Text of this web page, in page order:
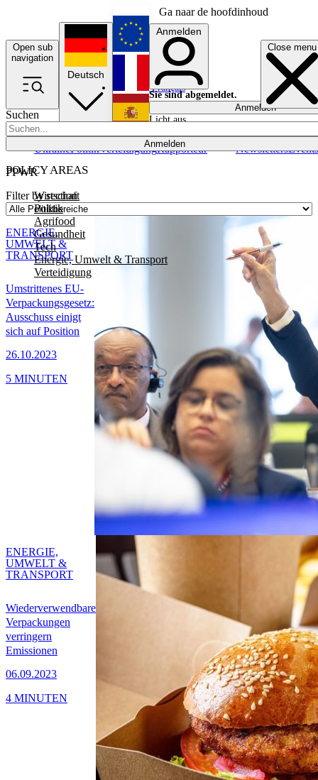
Ga naar de hoofdinhoud
Open sub
navigation
Close menu
Suchen
Anmelden
POLICY AREAS
Wirtschaft
Politik
Agrifood
Gesundheit
Tech
Energie, Umwelt & Transport
Verteidigung
UkrainePolitikVerteidigungRapporteur NewslettersEvents
Deutsch
English
Français
Anmelden
Sie sind abgemeldet.
Anmelden
Licht aus
PPWR
Filter by section
Umstrittenes EU-
Verpackungsgesetz:
Ausschuss einigt
sich auf Position
26.10.2023
ENERGIE,
UMWELT &
TRANSPORT
5 MINUTEN
Wiederverwendbare
Verpackungen
verringern
Emissionen
06.09.2023
ENERGIE,
UMWELT &
TRANSPORT
4 MINUTEN